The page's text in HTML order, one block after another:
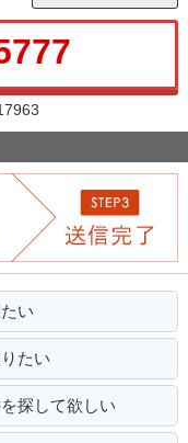
い
たい
探して欲しい